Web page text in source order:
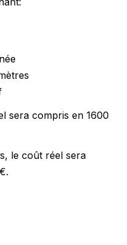
sera compris en 1600
le coût réel sera